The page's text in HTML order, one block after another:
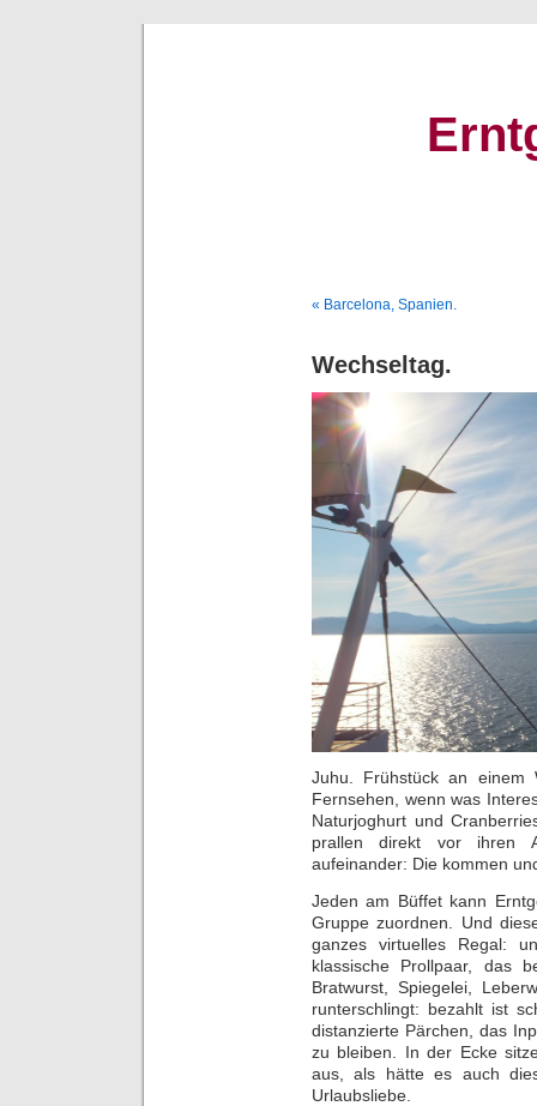
« Barcelona, Spanien.
Wechseltag.
Juhu. Frühstück an einem
Fernsehen, wenn was
Naturjoghurt und
prallen direkt vor ihren
aufeinander: Die kommen
Jeden am Büffet kann
Gruppe zuordnen. Und
ganzes virtuelles Regal:
klassische Prollpaar, das
Bratwurst, Spiegelei,
runterschlingt: bezahlt ist
distanzierte Pärchen, das
zu bleiben. In der Ecke
aus, als hätte es auch
Urlaubsliebe.